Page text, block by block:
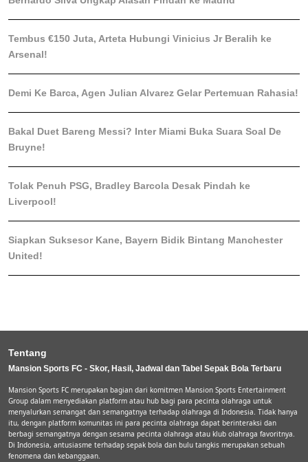
Tembus €150 Juta, Arteta Hubungi Vinicius Jr Beralih ke
Arsenal!
Demi Ke Barca, Agen Julian Alvarez Gelar Pertemuan Rahasia!
Bakal Duet Bareng Messi? Inter Miami Buka Suara Soal De
Bruyne!
Tolak Penuh PSG, Bradley Barcola Desak Pindah ke
Liverpool!
Siapkan Suksesor Kane, Bayern Bidik Bintang Manchester
United!
Tentang
Mansion Sports FC - Skor, Hasil, Jadwal dan Tabel Sepak Bola Terbaru
Mansion Sports FC merupakan bagian dari komitmen Mansion Sports Entertainment
Group dalam menyediakan platform atau hub bagi para pecinta olahraga untuk
menyalurkan semangat dan semangatnya terhadap olahraga di Indonesia. Tidak hanya
itu, dengan platform komunitas ini para pecinta olahraga dapat berinteraksi dan
berbagi semangatnya dengan sesama pecinta olahraga atau klub olahraga favoritnya.
Di Indonesia, antusiasme terhadap sepak bola dan bulu tangkis merupakan sebuah
fenomena dan kebanggaan.